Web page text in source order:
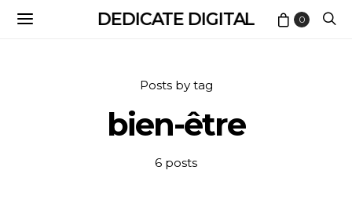
DEDICATE DIGITAL 0
Posts by tag
bien-être
6 posts